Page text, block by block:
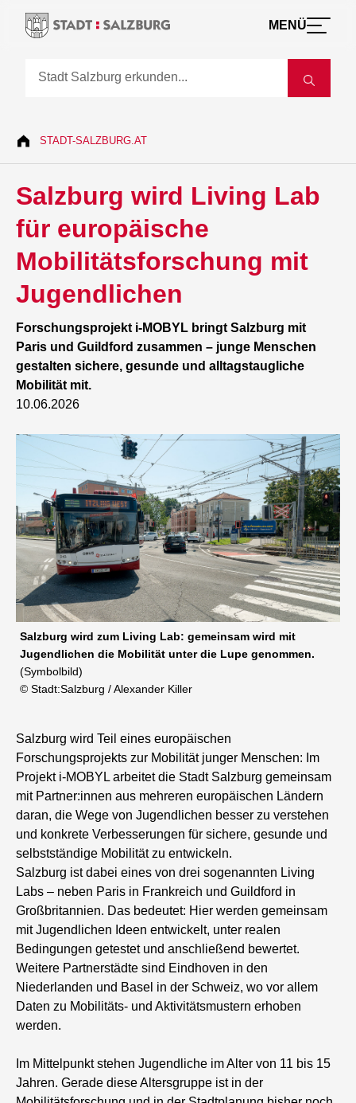
MENÜ
STADT-SALZBURG.AT
Salzburg wird Living Lab
für europäische
Mobilitätsforschung mit
Jugendlichen
Forschungsprojekt i-MOBYL bringt Salzburg mit
Paris und Guildford zusammen – junge Menschen
gestalten sichere, gesunde und alltagstaugliche
Mobilität mit.
10.06.2026
Salzburg wird zum Living Lab: gemeinsam wird mit
Jugendlichen die Mobilität unter die Lupe genommen.
(Symbolbild)
© Stadt:Salzburg / Alexander Killer
Salzburg wird Teil eines europäischen
Forschungsprojekts zur Mobilität junger Menschen: Im
Projekt i-MOBYL arbeitet die Stadt Salzburg gemeinsam
mit Partner:innen aus mehreren europäischen Ländern
daran, die Wege von Jugendlichen besser zu verstehen
und konkrete Verbesserungen für sichere, gesunde und
selbstständige Mobilität zu entwickeln.
Salzburg ist dabei eines von drei sogenannten Living
Labs – neben Paris in Frankreich und Guildford in
Großbritannien. Das bedeutet: Hier werden gemeinsam
mit Jugendlichen Ideen entwickelt, unter realen
Bedingungen getestet und anschließend bewertet.
Weitere Partnerstädte sind Eindhoven in den
Niederlanden und Basel in der Schweiz, wo vor allem
Daten zu Mobilitäts- und Aktivitätsmustern erhoben
werden.
Im Mittelpunkt stehen Jugendliche im Alter von 11 bis 15
Jahren. Gerade diese Altersgruppe ist in der